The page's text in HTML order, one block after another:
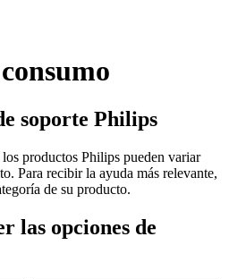
soporte Philips
productos Philips pueden variar
Para recibir la ayuda más relevante,
de su producto.
las opciones de